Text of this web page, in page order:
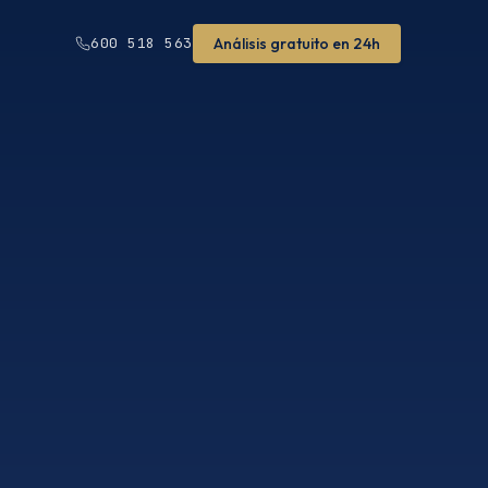
600 518 563 Análisis gratuito en 24h